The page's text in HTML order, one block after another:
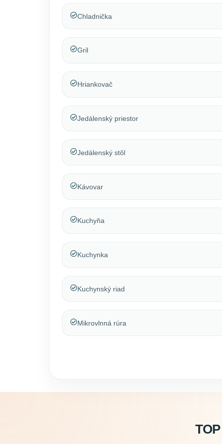
Chladnička
Gril
Hriankovač
Jedálenský priestor
Jedálenský stôl
Kávovar
Kuchyňa
Kuchynka
Kuchynský riad
Mikrovlnná rúra